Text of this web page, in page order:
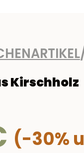
Kirschholz